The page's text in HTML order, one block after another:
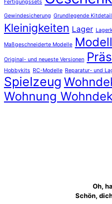
Fertigungssets
Gewindesicherung Grundlegende
Kleinigkeiten Lager
Maßgeschneiderte Modelle
Original- und neueste Versionen
Hobbykits RC-Modelle Reparatur- und
Spielzeug
Wohnung
Oh,
Schön,